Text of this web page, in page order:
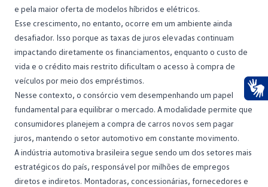
e pela maior oferta de modelos híbridos e elétricos.
Esse crescimento, no entanto, ocorre em um ambiente ainda
desafiador. Isso porque as taxas de juros elevadas continuam
impactando diretamente os financiamentos, enquanto o custo de
vida e o crédito mais restrito dificultam o acesso à compra de
veículos por meio dos empréstimos.
Nesse contexto, o consórcio vem desempenhando um papel
fundamental para equilibrar o mercado. A modalidade permite que
consumidores planejem a compra de carros novos sem pagar
juros, mantendo o setor automotivo em constante movimento.
A indústria automotiva brasileira segue sendo um dos setores mais
estratégicos do país, responsável por milhões de empregos
diretos e indiretos. Montadoras, concessionárias, fornecedores e